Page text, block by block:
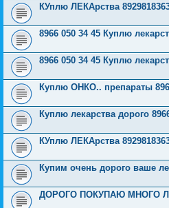
КУплю ЛЕКАрства
8966 050 34 45 Куплю
8966 050 34 45 Куплю
Куплю ОНКО.. препараты
Куплю лекарства дорого
КУплю ЛЕКАрства
Купим очень дорого ваше
ДОРОГО ПОКУПАЮ МНОГО